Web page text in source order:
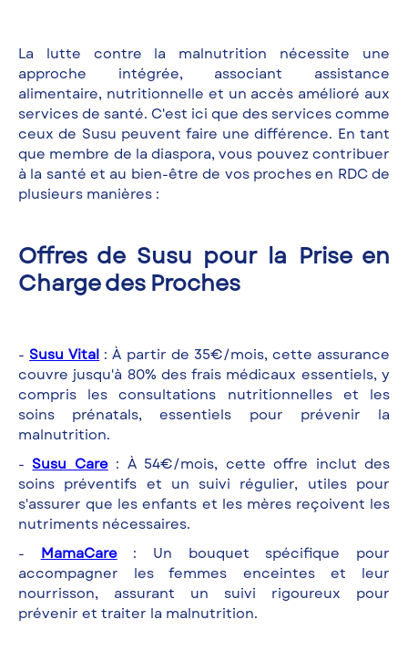
La lutte contre la malnutrition nécessite une
approche intégrée, associant assistance
alimentaire, nutritionnelle et un accès amélioré aux
services de santé. C'est ici que des services comme
ceux de Susu peuvent faire une différence. En tant
que membre de la diaspora, vous pouvez contribuer
à la santé et au bien-être de vos proches en RDC de
plusieurs manières :
Offres de Susu pour la Prise en
Charge des Proches
- Susu Vital : À partir de 35€/mois, cette assurance
couvre jusqu'à 80% des frais médicaux essentiels, y
compris les consultations nutritionnelles et les
soins prénatals, essentiels pour prévenir la
malnutrition.
- Susu Care: À 54€/mois, cette offre inclut des
soins préventifs et un suivi régulier, utiles pour
s'assurer que les enfants et les mères reçoivent les
nutriments nécessaires.
- MamaCare: Un bouquet spécifique pour
accompagner les femmes enceintes et leur
nourrisson, assurant un suivi rigoureux pour
prévenir et traiter la malnutrition.